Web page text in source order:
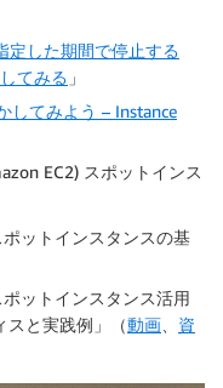
定した期間で停止する
てみる 」
してみよう – Instance
EC2) スポットインス
ットインスタンスの基
ットインスタンス活用
スと実践例」（動画
資